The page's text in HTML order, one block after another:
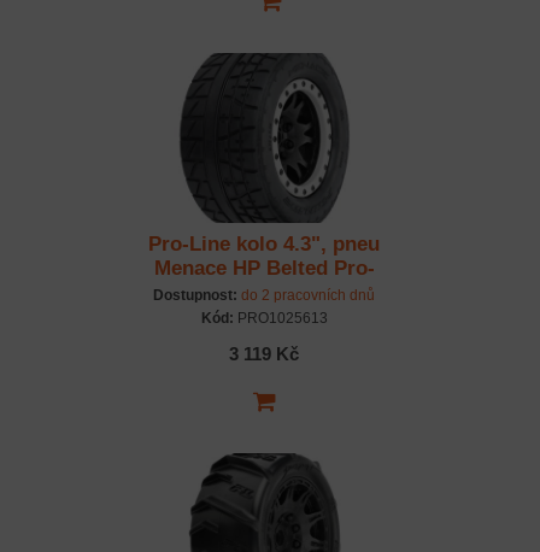
Pro-Line kolo 4.3", pneu
Menace HP Belted Pro-
Loc, disk černý 24mm (2)
(X-Maxx)
Dostupnost: do 2 pracovních dnů
Kód: PRO1025613
3 119 Kč